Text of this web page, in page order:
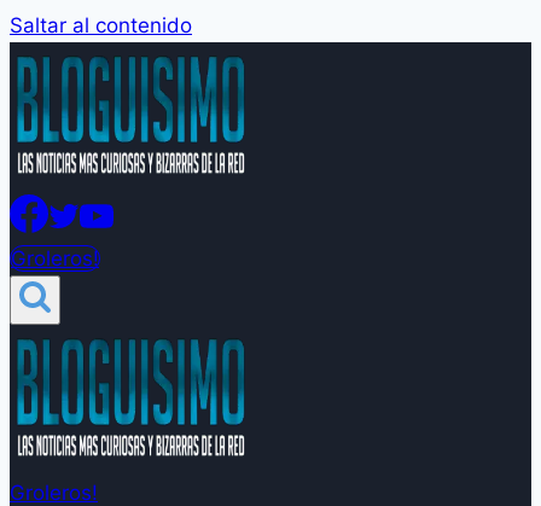
Saltar al contenido
Groleros!
Groleros!